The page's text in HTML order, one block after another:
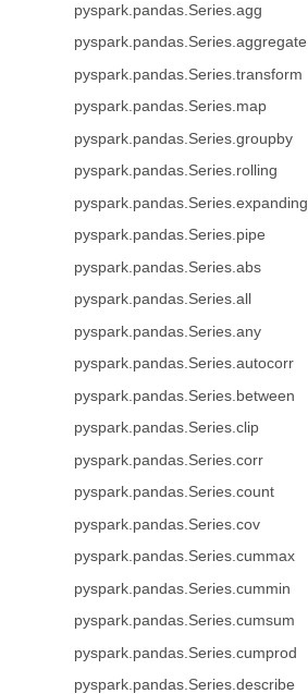
pyspark.pandas.Series.agg
pyspark.pandas.Series.aggregate
pyspark.pandas.Series.transform
pyspark.pandas.Series.map
pyspark.pandas.Series.groupby
pyspark.pandas.Series.rolling
pyspark.pandas.Series.expanding
pyspark.pandas.Series.pipe
pyspark.pandas.Series.abs
pyspark.pandas.Series.all
pyspark.pandas.Series.any
pyspark.pandas.Series.autocorr
pyspark.pandas.Series.between
pyspark.pandas.Series.clip
pyspark.pandas.Series.corr
pyspark.pandas.Series.count
pyspark.pandas.Series.cov
pyspark.pandas.Series.cummax
pyspark.pandas.Series.cummin
pyspark.pandas.Series.cumsum
pyspark.pandas.Series.cumprod
pyspark.pandas.Series.describe